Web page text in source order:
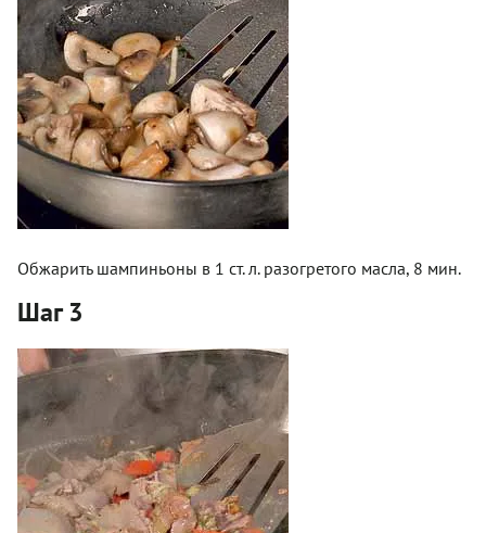
Обжарить шампиньоны в 1 ст. л. разогретого масла, 8 мин.
Шаг 3